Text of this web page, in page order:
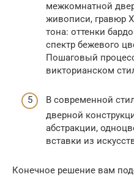
межкомнатной
живописи, гравюр
тона: оттенки
спектр бежевого
Пошаговый
викторианском
В современной
дверной
абстракции,
вставки из
Конечное решение вам